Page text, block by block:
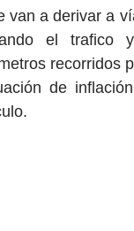
van a derivar a
el trafico
recorridos
de